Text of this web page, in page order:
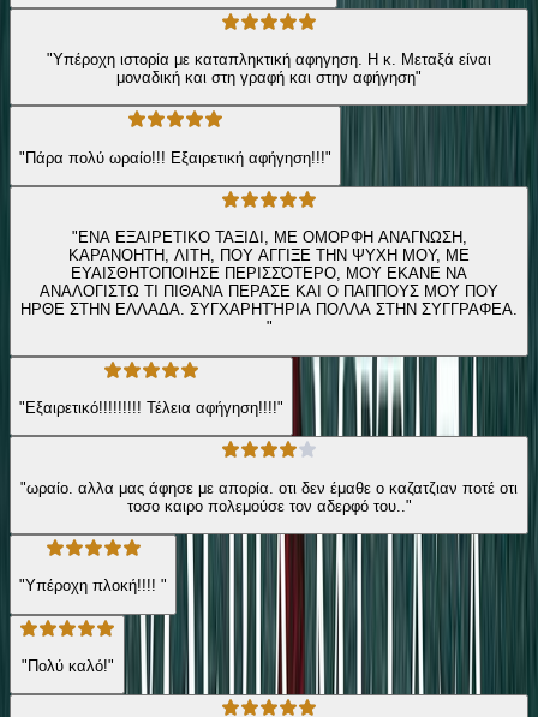
"Υπέροχη ιστορία με καταπληκτική αφηγηση. Η κ. Μεταξά είναι
μοναδική και στη γραφή και στην αφήγηση"
"Πάρα πολύ ωραίο!!! Εξαιρετική αφήγηση!!!"
"ΕΝΑ ΕΞΑΙΡΕΤΙΚΟ ΤΑΞΙΔΙ, ΜΕ ΟΜΟΡΦΗ ΑΝΑΓΝΩΣΗ,
ΚΑΡΑΝΟΗΤΗ, ΛΙΤΗ, ΠΟΥ ΑΓΓΙΞΕ ΤΗΝ ΨΥΧΗ ΜΟΥ, ΜΕ
ΕΥΑΙΣΘΗΤΟΠΟΙΗΣΕ ΠΕΡΙΣΣΌΤΕΡΟ, ΜΟΥ ΕΚΑΝΕ ΝΑ
ΑΝΑΛΟΓΙΣΤΩ ΤΙ ΠΙΘΑΝΑ ΠΕΡΑΣΕ ΚΑΙ Ο ΠΑΠΠΟΥΣ ΜΟΥ ΠΟΥ
ΗΡΘΕ ΣΤΗΝ ΕΛΛΑΔΑ. ΣΥΓΧΑΡΗΤΉΡΙΑ ΠΟΛΛΑ ΣΤΗΝ ΣΥΓΓΡΑΦΕΑ.
"
"Εξαιρετικό!!!!!!!!! Τέλεια αφήγηση!!!!"
"ωραίο. αλλα μας άφησε με απορία. οτι δεν έμαθε ο καζατζιαν ποτέ οτι
τοσο καιρο πολεμούσε τον αδερφό του.."
"Υπέροχη πλοκή!!!! "
"Πολύ καλό!"